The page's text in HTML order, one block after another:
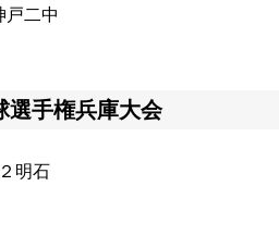
戸二中
選手権兵庫大会
明石